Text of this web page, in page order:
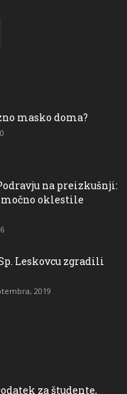
masko doma?
na preizkušnji:
močno oklestile
Leskovcu zgradili
2019
za študente,